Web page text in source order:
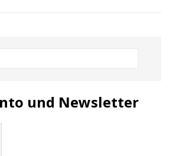
und Newsletter